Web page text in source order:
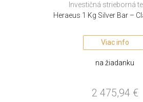
Investičná strieborná
Heraeus 1 Kg Silver Bar –
Viac info
na žiadanku
2 475,94 €